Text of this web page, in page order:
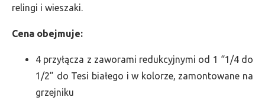
relingi i wieszaki.
Cena obejmuje:
4 przyłącza z zaworami redukcyjnymi od 1 “1/4 do
1/2” do Tesi białego i w kolorze, zamontowane na
grzejniku